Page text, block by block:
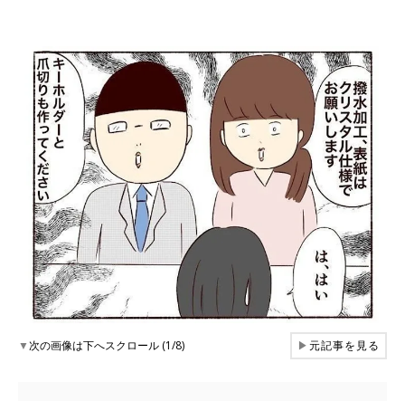
▼次の画像は下へスクロール (1/8) ▶元記事を見る